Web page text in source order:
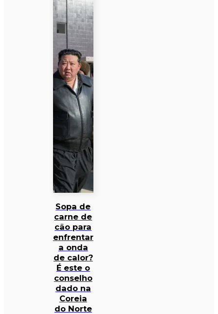
Sopa de
carne de
cão para
enfrentar
a onda
de calor?
É este o
conselho
dado na
Coreia
do Norte